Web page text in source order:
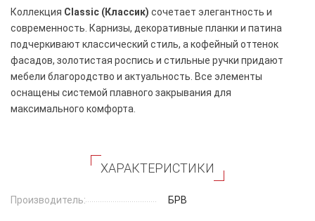
Коллекция Classic (Классик) сочетает элегантность и
современность. Карнизы, декоративные планки и патина
подчеркивают классический стиль, а кофейный оттенок
фасадов, золотистая роспись и стильные ручки придают
мебели благородство и актуальность. Все элементы
оснащены системой плавного закрывания для
максимального комфорта.
ХАРАКТЕРИСТИКИ
Производитель: БРВ